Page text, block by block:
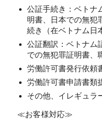
公証手続き：ベトナ
明書、日本での無犯
続き（在ベトナム日
公証翻訳：ベトナム
での無犯罪証明書、
労働許可書発行依頼
労働許可書申請書類
その他、イレギュラ
≪お客様対応≫